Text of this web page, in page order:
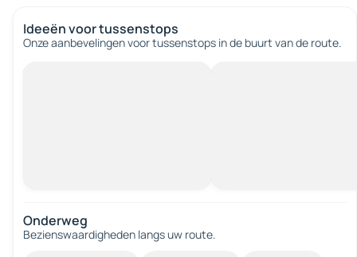
Ideeën voor tussenstops
Onze aanbevelingen voor tussenstops in de buurt van de route.
Onderweg
Bezienswaardigheden langs uw route.